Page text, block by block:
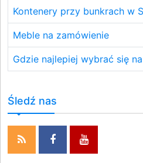
Kontenery przy bunkrach w
Meble na zamówienie
Gdzie najlepiej wybrać się
Śledź nas